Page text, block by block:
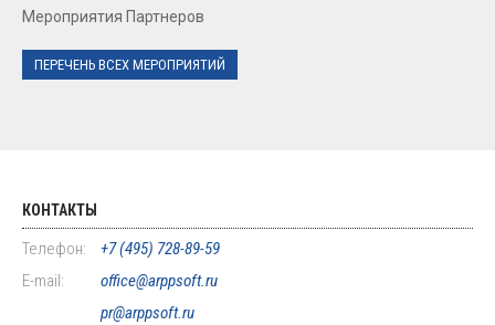
Мероприятия Партнеров
ПЕРЕЧЕНЬ ВСЕХ МЕРОПРИЯТИЙ
КОНТАКТЫ
Телефон:
+7 (495) 728-89-59
E-mail:
office@arppsoft.ru
pr@arppsoft.ru